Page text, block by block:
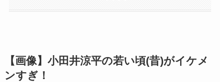
【画像】小田井涼平の若い頃(昔)がイケメ
ンすぎ！